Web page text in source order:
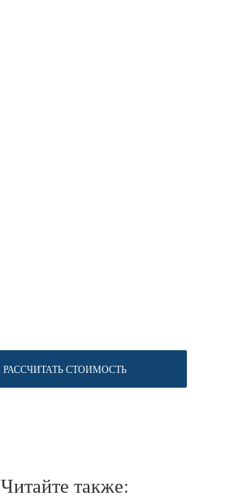
РАССЧИТАТЬ СТОИМОСТЬ
Читайте также: